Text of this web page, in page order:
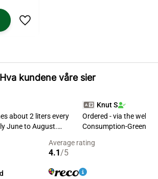
Lagre som favoritt
Hva kundene våre sier